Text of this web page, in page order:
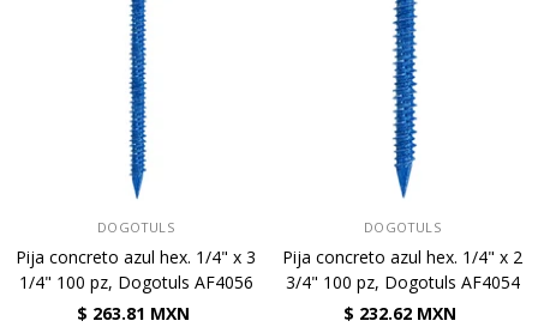
DOGOTULS
Pija concreto azul hex. 1/4" x 3
1/4" 100 pz, Dogotuls AF4056
$ 263.81 MXN
DOGOTULS
Pija concreto azul hex. 1/4" x 2
3/4" 100 pz, Dogotuls AF4054
$ 232.62 MXN